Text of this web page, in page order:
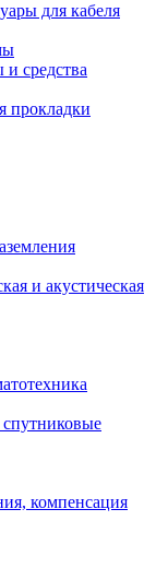
для кабеля
средства
прокладки
и акустическая
компенсация